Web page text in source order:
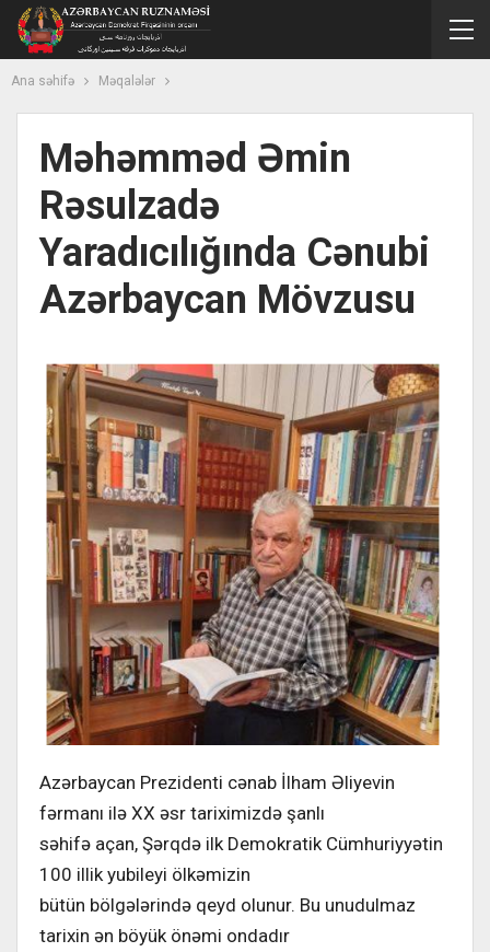
Ana səhifə Məqalələr
Məhəmməd Əmin
Rəsulzadə
Yaradıcılığında Cənubi
Azərbaycan Mövzusu
Azərbaycan Prezidenti cənab İlham Əliyevin
fərmanı ilə XX əsr tariximizdə şanlı
səhifə açan, Şərqdə ilk Demokratik Cümhuriyyətin
100 illik yubileyi ölkəmizin
bütün bölgələrində qeyd olunur. Bu unudulmaz
tarixin ən böyük önəmi ondadır